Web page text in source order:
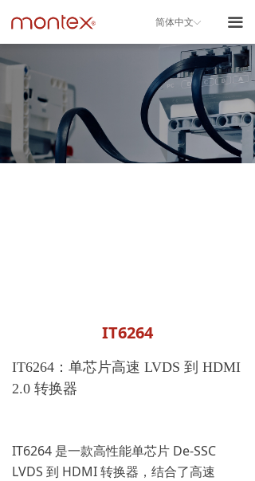
끀
ꀅ
简体中文
IT6264
IT6264：单芯片高速 LVDS 到 HDMI
2.0 转换器
IT6264 是一款高性能单芯片 De-SSC
LVDS 到 HDMI 转换器，结合了高速